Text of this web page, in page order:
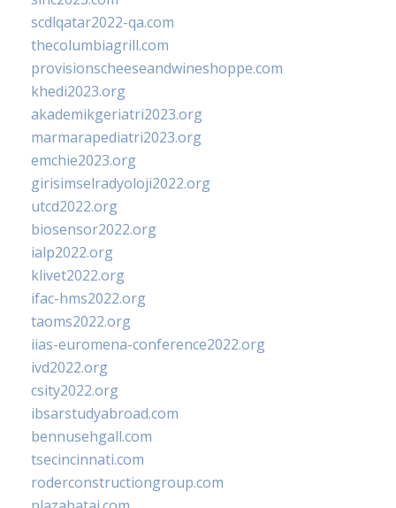
scdlqatar2022-qa.com
thecolumbiagrill.com
provisionscheeseandwineshoppe.com
khedi2023.org
akademikgeriatri2023.org
marmarapediatri2023.org
emchie2023.org
girisimselradyoloji2022.org
utcd2022.org
biosensor2022.org
ialp2022.org
klivet2022.org
ifac-hms2022.org
taoms2022.org
iias-euromena-conference2022.org
ivd2022.org
csity2022.org
ibsarstudyabroad.com
bennusehgall.com
tsecincinnati.com
roderconstructiongroup.com